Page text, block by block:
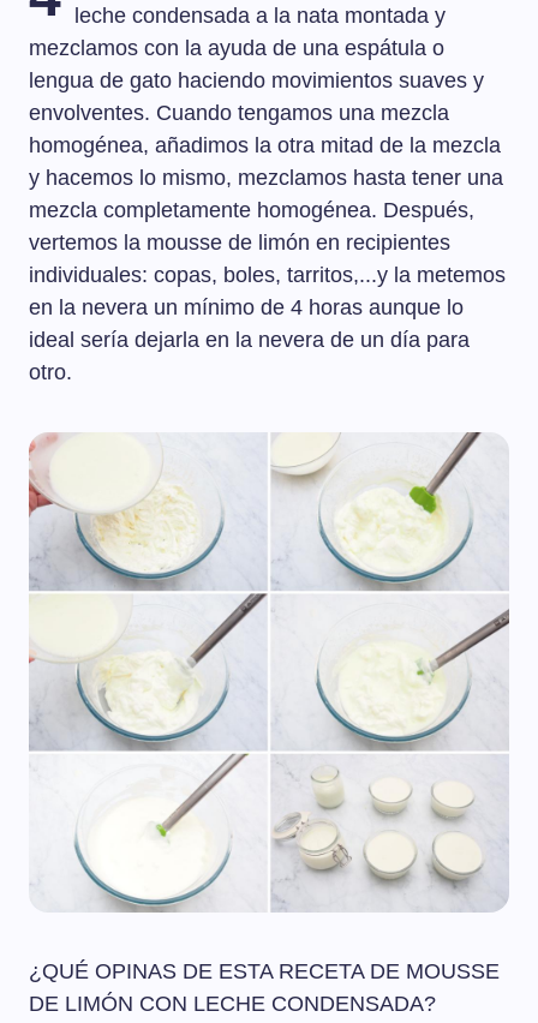
leche condensada a la nata montada y
mezclamos con la ayuda de una espátula o
lengua de gato haciendo movimientos suaves y
envolventes. Cuando tengamos una mezcla
homogénea, añadimos la otra mitad de la mezcla
y hacemos lo mismo, mezclamos hasta tener una
mezcla completamente homogénea. Después,
vertemos la mousse de limón en recipientes
individuales: copas, boles, tarritos,...y la metemos
en la nevera un mínimo de 4 horas aunque lo
ideal sería dejarla en la nevera de un día para
otro.
¿QUÉ OPINAS DE ESTA RECETA DE MOUSSE
DE LIMÓN CON LECHE CONDENSADA?